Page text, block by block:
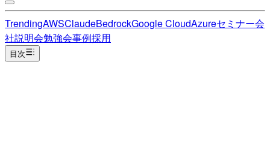
TrendingAWSClaudeBedrockGoogle CloudAzureセミナー会
社説明会勉強会事例採用
目次